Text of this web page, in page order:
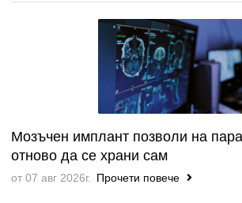
Мозъчен имплант позволи на
отново да се храни сам
от 07 авг 2026г. Прочети повече